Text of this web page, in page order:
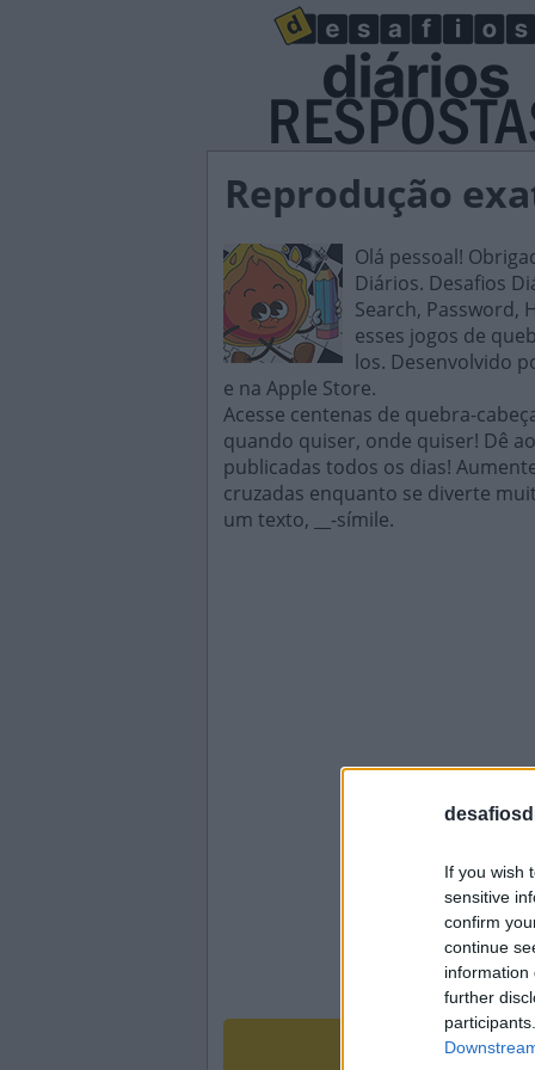
If you wish
sensitive
confirm
continue
information
further
Reprodução
Olá pessoal!
Diários. Desafios
Search, Password,
esses jogos de
los. Desenvolvido
e na Apple Store.
Acesse centenas de quebra-
quando quiser, onde quiser! Dê
publicadas todos os dias!
cruzadas enquanto se diverte
um texto, __-símile.